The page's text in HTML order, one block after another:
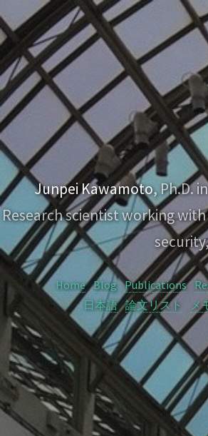
Junpei Kawamoto, Ph.D.
Research scientist working
Home Blog Publications
日本語 論文リスト メ